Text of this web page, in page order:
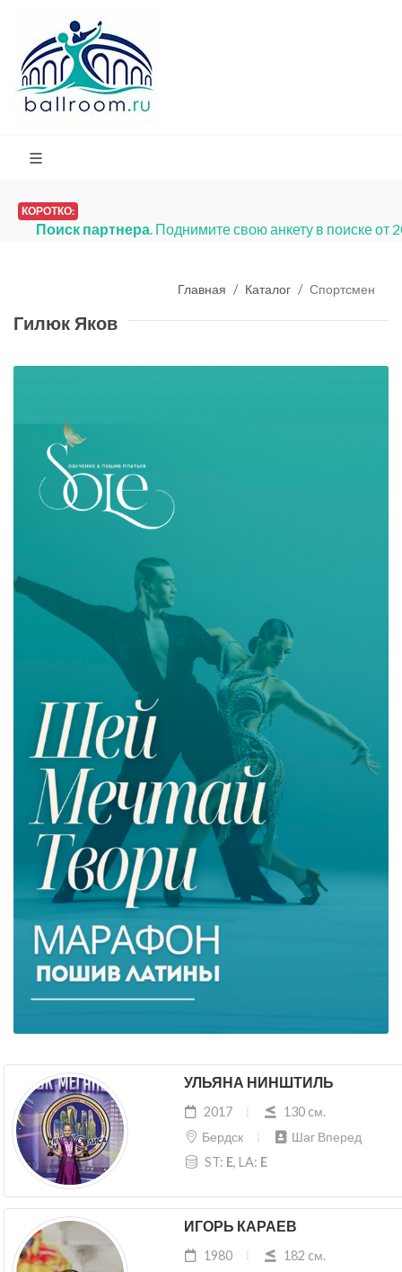
КОРОТКО:
Поиск партнера. Поднимите свою анкету в поиске от
Главная Каталог Спортсмен
Гилюк Яков
УЛЬЯНА НИНШТИЛЬ
2017
130 cм.
Бердск
Шаг Вперед
ST: E, LA: E
ИГОРЬ КАРАЕВ
1980
182 cм.